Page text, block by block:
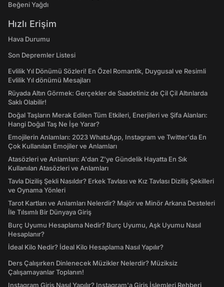
Beğeni Yağdı
Hızlı Erişim
Hava Durumu
Son Depremler Listesi
Evlilik Yıl Dönümü Sözleri! En Özel Romantik, Duygusal ve Resimli
Evlilik Yıl dönümü Mesajları
Rüyada Altın Görmek: Gerçekler de Saadetiniz de Çil Çil Altınlarda
Saklı Olabilir!
Doğal Taşların Merak Edilen Tüm Etkileri, Enerjileri ve Şifa Alanları:
Hangi Doğal Taş Ne İşe Yarar?
Emojilerin Anlamları: 2023 WhatsApp, Instagram ve Twitter'da En
Çok Kullanılan Emojiler ve Anlamları
Atasözleri ve Anlamları: A'dan Z'ye Gündelik Hayatta En Sık
Kullanılan Atasözleri ve Anlamları
Tavla Diziliş Şekli Nasıldır? Erkek Tavlası ve Kız Tavlası Diziliş Şekilleri
ve Oynama Yönleri
Tarot Kartları ve Anlamları Nelerdir? Majör ve Minör Arkana Desteleri
İle Tılsımlı Bir Dünyaya Giriş
Burç Uyumu Hesaplama Nedir? Burç Uyumu, Aşk Uyumu Nasıl
Hesaplanır?
İdeal Kilo Nedir? İdeal Kilo Hesaplama Nasıl Yapılır?
Ders Çalışırken Dinlenecek Müzikler Nelerdir? Müziksiz
Çalışamayanlar Toplanın!
Instagram Giriş Nasıl Yapılır? Instagram'a Giriş İşlemleri Rehberi